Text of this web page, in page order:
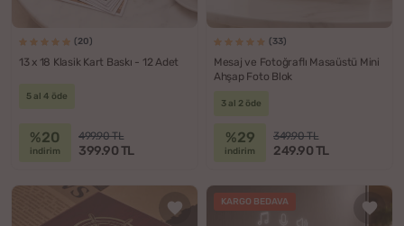
(20)
13 x 18 Klasik Kart Baskı - 12 Adet
5 al 4 öde
%20
indirim
499.90 TL
399.90 TL
(33)
Mesaj ve Fotoğraflı Masaüstü Mini
Ahşap Foto Blok
3 al 2 öde
%29
indirim
349.90 TL
249.90 TL
KARGO BEDAVA